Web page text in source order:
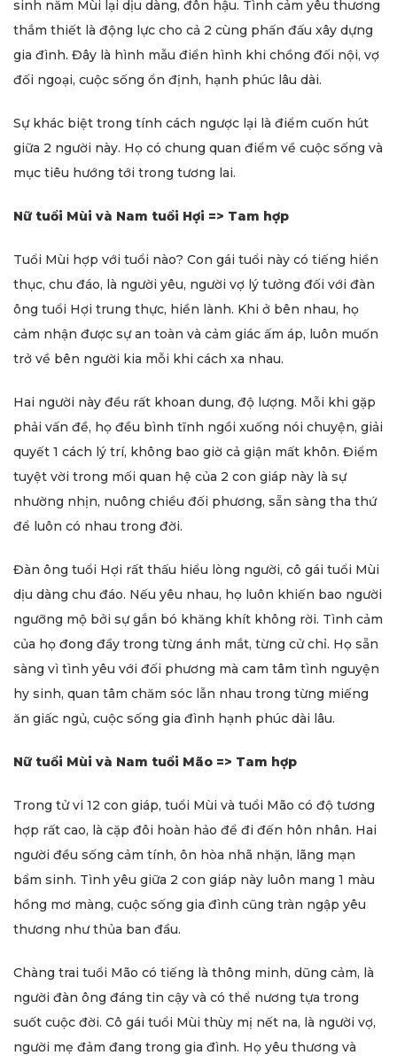
sinh năm Mùi lại dịu dàng, đôn hậu. Tình cảm yêu thương
thắm thiết là động lực cho cả 2 cùng phấn đấu xây dựng
gia đình. Đây là hình mẫu điển hình khi chồng đối nội, vợ
đối ngoại, cuộc sống ổn định, hạnh phúc lâu dài.
Sự khác biệt trong tính cách ngược lại là điểm cuốn hút
giữa 2 người này. Họ có chung quan điểm về cuộc sống và
mục tiêu hướng tới trong tương lai.
Nữ tuổi Mùi và Nam tuổi Hợi => Tam hợp
Tuổi Mùi hợp với tuổi nào? Con gái tuổi này có tiếng hiền
thục, chu đáo, là người yêu, người vợ lý tưởng đối với đàn
ông tuổi Hợi trung thực, hiền lành. Khi ở bên nhau, họ
cảm nhận được sự an toàn và cảm giác ấm áp, luôn muốn
trở về bên người kia mỗi khi cách xa nhau.
Hai người này đều rất khoan dung, độ lượng. Mỗi khi gặp
phải vấn đề, họ đều bình tĩnh ngồi xuống nói chuyện, giải
quyết 1 cách lý trí, không bao giờ cả giận mất khôn. Điểm
tuyệt vời trong mối quan hệ của 2 con giáp này là sự
nhường nhịn, nuông chiều đối phương, sẵn sàng tha thứ
để luôn có nhau trong đời.
Đàn ông tuổi Hợi rất thấu hiểu lòng người, cô gái tuổi Mùi
dịu dàng chu đáo. Nếu yêu nhau, họ luôn khiến bao người
ngưỡng mộ bởi sự gắn bó khăng khít không rời. Tình cảm
của họ đong đầy trong từng ánh mắt, từng cử chỉ. Họ sẵn
sàng vì tình yêu với đối phương mà cam tâm tình nguyện
hy sinh, quan tâm chăm sóc lẫn nhau trong từng miếng
ăn giấc ngủ, cuộc sống gia đình hạnh phúc dài lâu.
Nữ tuổi Mùi và Nam tuổi Mão => Tam hợp
Trong tử vi 12 con giáp, tuổi Mùi và tuổi Mão có độ tương
hợp rất cao, là cặp đôi hoàn hảo để đi đến hôn nhân. Hai
người đều sống cảm tính, ôn hòa nhã nhặn, lãng mạn
bẩm sinh. Tình yêu giữa 2 con giáp này luôn mang 1 màu
hồng mơ màng, cuộc sống gia đình cũng tràn ngập yêu
thương như thủa ban đầu.
Chàng trai tuổi Mão có tiếng là thông minh, dũng cảm, là
người đàn ông đáng tin cậy và có thể nương tựa trong
suốt cuộc đời. Cô gái tuổi Mùi thùy mị nết na, là người vợ,
người mẹ đảm đang trong gia đình. Họ yêu thương và